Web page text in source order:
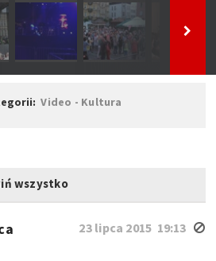
Video - Kultura
wszystko
23 lipca 2015 19:13